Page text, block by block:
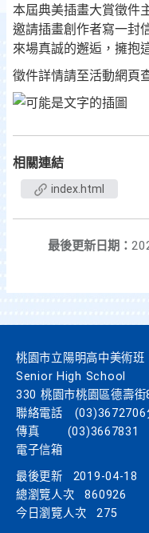
本屆典美插畫大賞徵件
邀請插畫創作者寫一封
來場真誠的邂逅，擁抱
徵件詳情請至活動網頁
相關連結
index.html
最後更新日期：
桃園市立陽明高中美術
Senior High School
330 桃園市桃園區德壽街
聯絡電話
(03)3672706
傳真
(03)3667831
電子信箱
最後更新
2019-04-18
總瀏覽人次
860926
今日瀏覽人次
275